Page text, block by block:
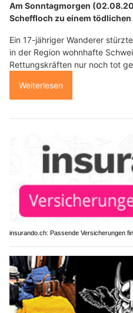
Am Sonntagmorgen
Scheffloch zu einem
Ein 17-jähriger Wanderer
in der Region wohnhafte
Rettungskräften nur noch tot
Weiterlesen
insurando.ch: Passende Versicherungen